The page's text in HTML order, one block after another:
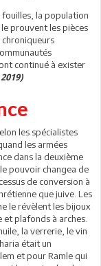
fouilles, la population
prouvent les pièces
continué à exister
les spécialistes
les armées
dans la deuxième
pouvoir changea de
de conversion à
que juive. Les
le révèlent les bijoux
plafonds à arches.
la verrerie, le vin
était un
et pour Ramle qui